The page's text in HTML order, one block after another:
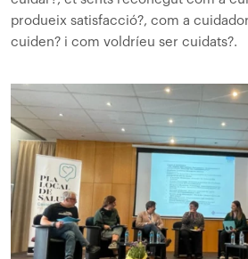
produeix satisfacció?, com a
cuiden? i com voldríeu ser cuidats?.